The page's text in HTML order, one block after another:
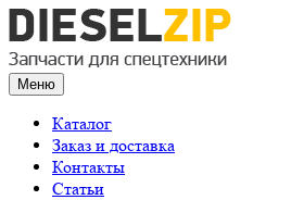
Меню
Каталог
Заказ и доставка
Контакты
Статьи